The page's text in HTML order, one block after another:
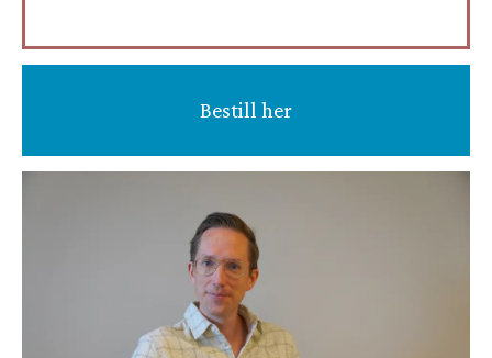
Bestill her